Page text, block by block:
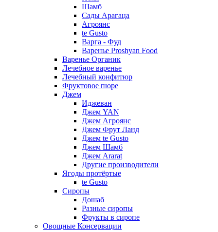
Шамб
Сады Арагаца
Агроянс
te Gusto
Варга - Фуд
Варенье Proshyan Food
Варенье Органик
Лечебное варенье
Лечебный конфитюр
Фруктовое пюре
Джем
Иджеван
Джем YAN
Джем Агроянс
Джем Фрут Ланд
Джем te Gusto
Джем Шамб
Джем Ararat
Другие производители
Ягоды протёртые
te Gusto
Сиропы
Дошаб
Разные сиропы
Фрукты в сиропе
Овощные Консервации